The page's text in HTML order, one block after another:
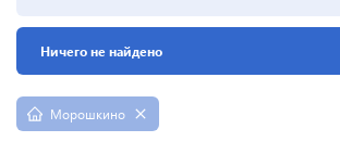
Ничего не найдено
Морошкино